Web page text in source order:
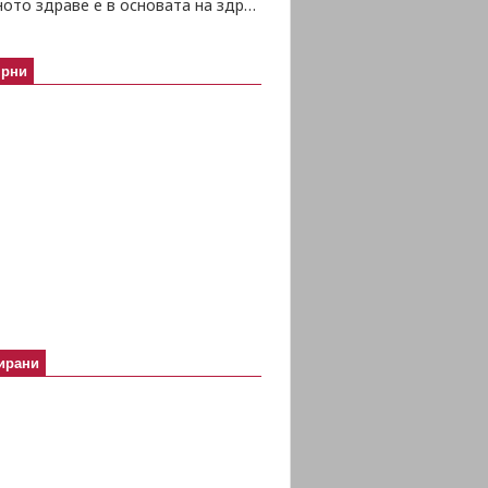
Психичното здраве е в основата на здравето изобщо